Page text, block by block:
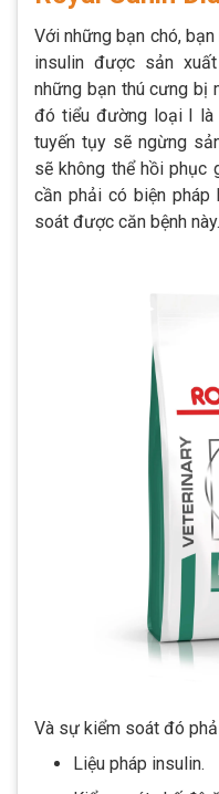
Với những bạn chó,
insulin được sản
những bạn thú cưng bị
đó tiểu đường loại I là
tuyến tụy sẽ ngừng
sẽ không thể hồi phục
cần phải có biện
soát được căn bệnh này.
Và sự kiểm soát đó
Liệu pháp insulin.